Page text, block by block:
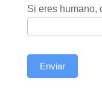
Si eres humano,
Enviar